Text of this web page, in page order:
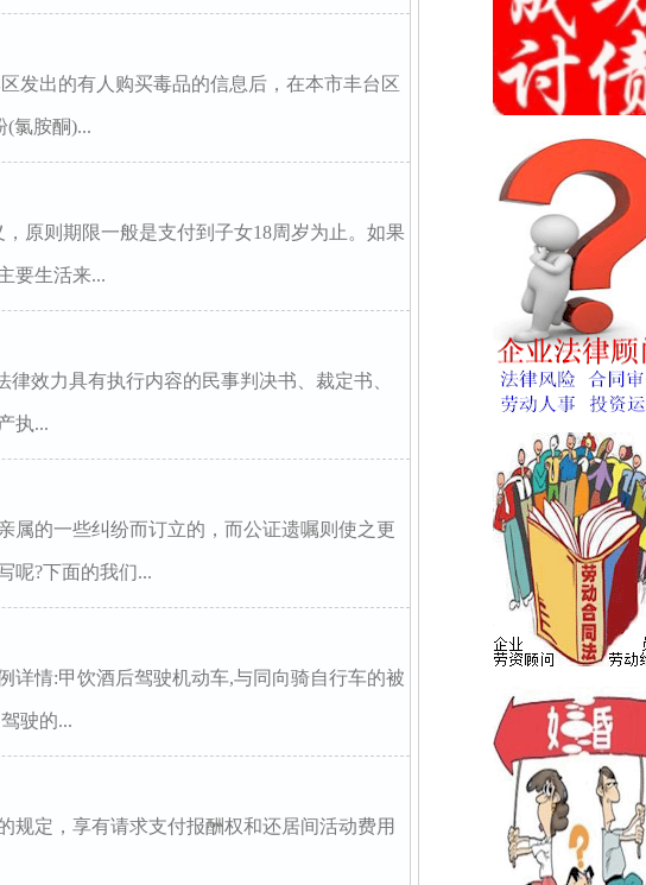
发出的有人购买毒品的信息后，在本市丰台区
(氯胺酮)...
原则期限一般是支付到子女18周岁为止。如果
要生活来...
效力具有执行内容的民事判决书、裁定书、
执...
属的一些纠纷而订立的，而公证遗嘱则使之更
呢?下面的我们...
详情:甲饮酒后驾驶机动车,与同向骑自行车的被
驶的...
定，享有请求支付报酬权和还居间活动费用